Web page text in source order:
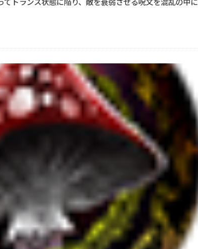
トランス状態に陥り、敵を衰弱させる呪文を混乱の中に